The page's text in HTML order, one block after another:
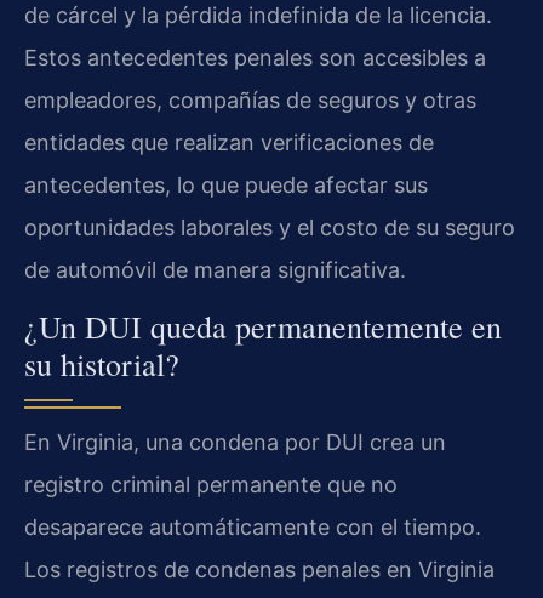
de cárcel y la pérdida indefinida de la licencia.
Estos antecedentes penales son accesibles a
empleadores, compañías de seguros y otras
entidades que realizan verificaciones de
antecedentes, lo que puede afectar sus
oportunidades laborales y el costo de su seguro
de automóvil de manera significativa.
¿Un DUI queda permanentemente en
su historial?
En Virginia, una condena por DUI crea un
registro criminal permanente que no
desaparece automáticamente con el tiempo.
Los registros de condenas penales en Virginia